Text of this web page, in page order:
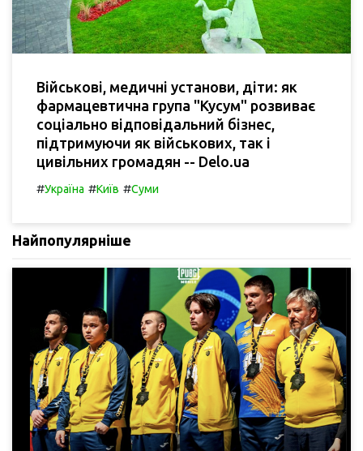
Військові, медичні установи, діти: як
фармацевтична група "Кусум" розвиває
соціально відповідальний бізнес,
підтримуючи як військових, так і
цивільних громадян -- Delo.ua
#Україна #Київ #Суми
Найпопулярніше